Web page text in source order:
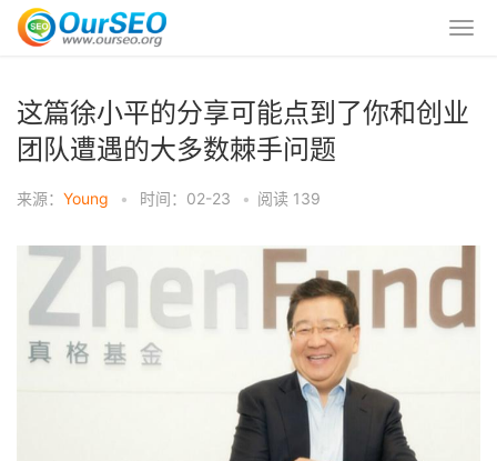
这篇徐小平的分享可能点到了你和创业
团队遭遇的大多数棘手问题
来源： Young • 时间：02-23 • 阅读 139